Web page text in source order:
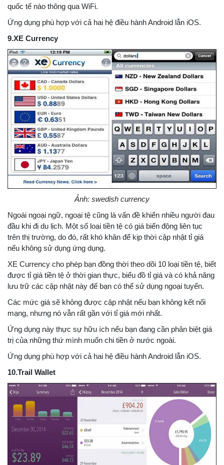
quốc tế nào thông qua WiFi.
Ứng dụng phù hợp với cả hai hệ điều hành Android lẫn iOS.
9.XE Currency
Ảnh: swedish currency
Ngoài ngoại ngữ, ngoại tệ cũng là vấn đề khiến nhiều người đau
đầu khi đi du lịch. Một số loại tiền tệ có giá biến động liên tục
trên thị trường, do đó, rất khó khăn để kịp thời cập nhật tỉ giá
nếu không sử dụng ứng dụng.
XE Currency cho phép bạn đồng thời theo dõi 10 loại tiền tệ, biết
được tỉ giá tiền tệ ở thời gian thực, biểu đồ tỉ giá và có khả năng
lưu trữ các cập nhật này để bạn có thể sử dụng ngoại tuyến.
Các mức giá sẽ không được cập nhật nếu bạn không kết nối
mạng, nhưng nó vẫn rất gần với tỉ giá mới nhất.
Ứng dụng này thực sự hữu ích nếu bạn đang cần phân biệt giá
trị của những thứ mình muốn chi tiền ở nước ngoài.
Ứng dụng phù hợp với cả hai hệ điều hành Android lẫn iOS.
10.Trail Wallet